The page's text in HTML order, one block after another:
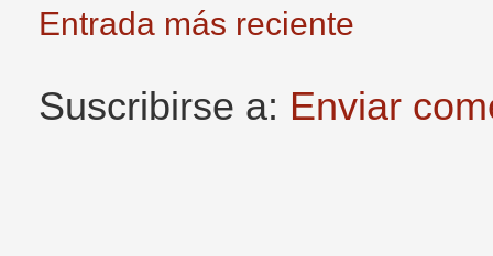
Entrada más reciente
Suscribirse a: Enviar